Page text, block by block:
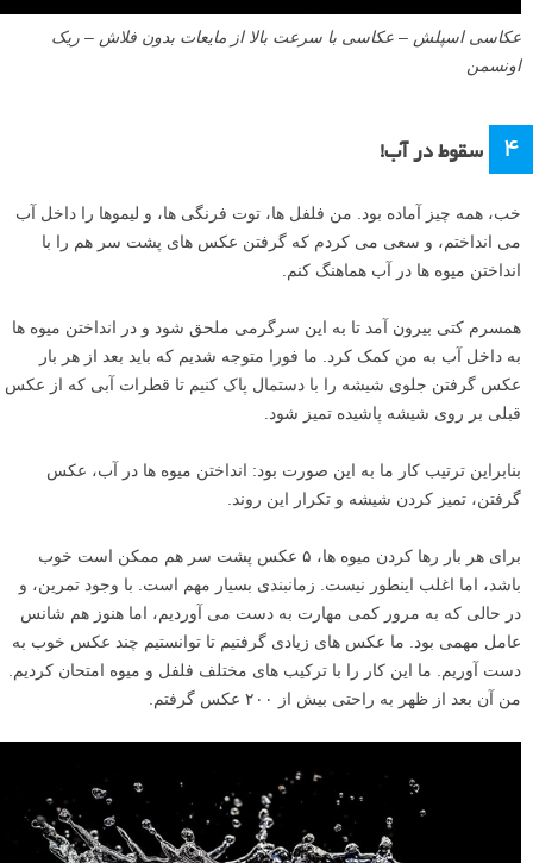
عکاسی اسپلش – عکاسی با سرعت بالا از مایعات بدون فلاش – ریک
اونسمن
۴ سقوط در آب!
خب، همه چیز آماده بود. من فلفل ها، توت فرنگی ها، و لیموها را داخل آب
می انداختم، و سعی می کردم که گرفتن عکس های پشت سر هم را با
انداختن میوه ها در آب هماهنگ کنم.
همسرم کتی بیرون آمد تا به این سرگرمی ملحق شود و در انداختن میوه ها
به داخل آب به من کمک کرد. ما فورا متوجه شدیم که باید بعد از هر بار
عکس گرفتن جلوی شیشه را با دستمال پاک کنیم تا قطرات آبی که از عکس
قبلی بر روی شیشه پاشیده تمیز شود.
بنابراین ترتیب کار ما به این صورت بود: انداختن میوه ها در آب، عکس
گرفتن، تمیز کردن شیشه و تکرار این روند.
برای هر بار رها کردن میوه ها، ۵ عکس پشت سر هم ممکن است خوب
باشد، اما اغلب اینطور نیست. زمانبندی بسیار مهم است. با وجود تمرین، و
در حالی که به مرور کمی مهارت به دست می آوردیم، اما هنوز هم شانس
عامل مهمی بود. ما عکس های زیادی گرفتیم تا توانستیم چند عکس خوب به
دست آوریم. ما این کار را با ترکیب های مختلف فلفل و میوه امتحان کردیم.
من آن بعد از ظهر به راحتی بیش از ۲۰۰ عکس گرفتم.